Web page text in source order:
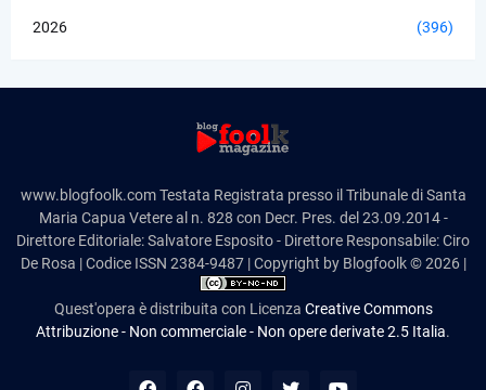
2026 (396)
www.blogfoolk.com Testata Registrata presso il Tribunale di Santa
Maria Capua Vetere al n. 828 con Decr. Pres. del 23.09.2014 -
Direttore Editoriale: Salvatore Esposito - Direttore Responsabile: Ciro
De Rosa | Codice ISSN 2384-9487 | Copyright by Blogfoolk © 2026 |
Quest'opera è distribuita con Licenza Creative Commons
Attribuzione - Non commerciale - Non opere derivate 2.5 Italia.